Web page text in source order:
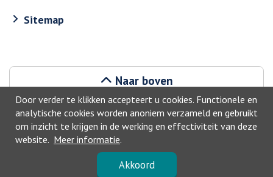
Door verder te klikken accepteert u cookies. Functionele en
analytische cookies worden anoniem verzameld en gebruikt
om inzicht te krijgen in de werking en effectiviteit van deze
website. Meer informatie.
Akkoord
Sitemap
Naar boven
©2026, Haarlemmermeer
Privacyverklaring